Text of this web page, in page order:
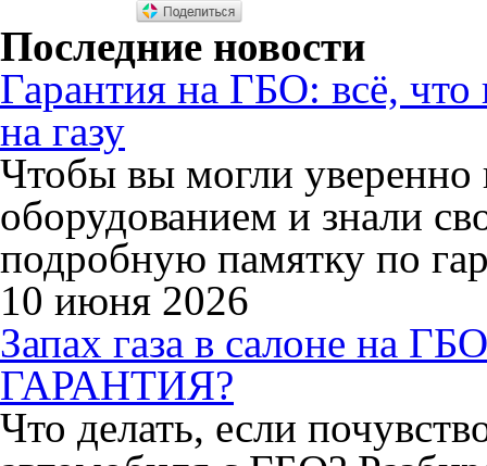
Последние новости
Гарантия на ГБО: всё, что
на газу
Чтобы вы могли уверенно
оборудованием и знали
подробную памятку по
10 июня 2026
Запах газа в салоне
ГАРАНТИЯ?
Что делать, если